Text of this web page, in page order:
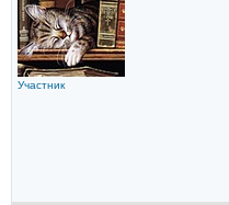
Участник